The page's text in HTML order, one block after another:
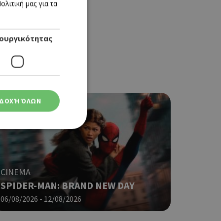
CINEMA
SPIDER-MAN: BRAND NEW DAY
06/08/2026 - 12/08/2026
ENGLISH
μας για τα
ΌΛΩΝ
λογαριασμού. Ο